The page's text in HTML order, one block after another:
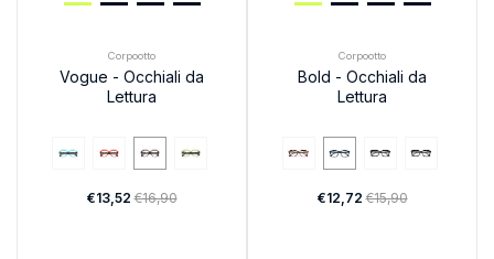
Corpootto
Vogue - Occhiali da
Lettura
€13,52€16,90
Corpootto
Bold - Occhiali da
Lettura
€12,72€15,90